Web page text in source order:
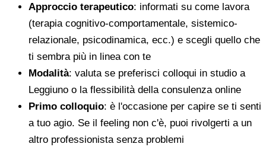
Approccio terapeutico: informati su come lavora
(terapia cognitivo-comportamentale, sistemico-
relazionale, psicodinamica, ecc.) e scegli quello che
ti sembra più in linea con te
Modalità: valuta se preferisci colloqui in studio a
Leggiuno o la flessibilità della consulenza online
Primo colloquio: è l'occasione per capire se ti senti
a tuo agio. Se il feeling non c'è, puoi rivolgerti a un
altro professionista senza problemi